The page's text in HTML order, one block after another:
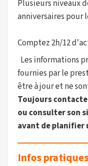
Plusieurs niveaux
anniversaires pour
Comptez 2h/12
Les informations
fournies par le
être à jour et ne
Toujours
ou consulter son
avant de planifier
Infos